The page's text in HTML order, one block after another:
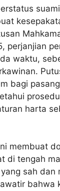
perjanjian
waktu,
bagi
harta
membuat
di tengah
sah dan
bahwa